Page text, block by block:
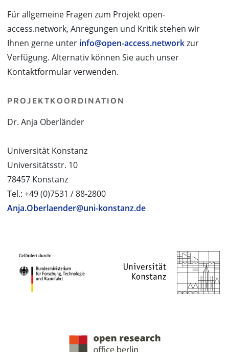
Für allgemeine Fragen zum Projekt open-
access.network, Anregungen und Kritik stehen wir
Ihnen gerne unter info@open-access.networkzur
Verfügung. Alternativ können Sie auch unser
Kontaktformular verwenden.
PROJEKTKOORDINATION
Dr. Anja Oberländer
Universität Konstanz
Universitätsstr. 10
78457 Konstanz
Tel.: +49 (0)7531 / 88-2800
Anja.Oberlaender@uni-konstanz.de